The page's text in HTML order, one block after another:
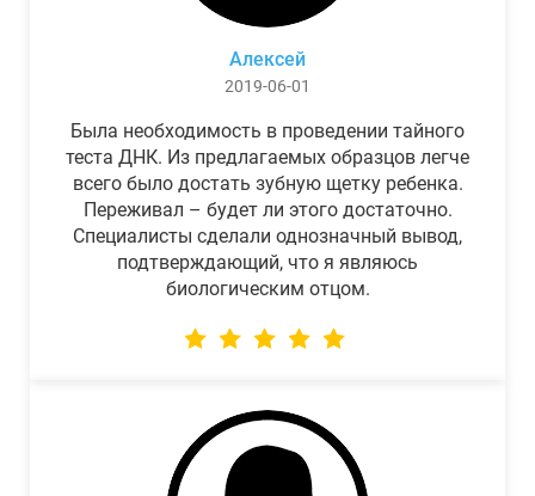
Алексей
2019-06-01
Была необходимость в проведении тайного
теста ДНК. Из предлагаемых образцов легче
всего было достать зубную щетку ребенка.
Переживал – будет ли этого достаточно.
Специалисты сделали однозначный вывод,
подтверждающий, что я являюсь
биологическим отцом.